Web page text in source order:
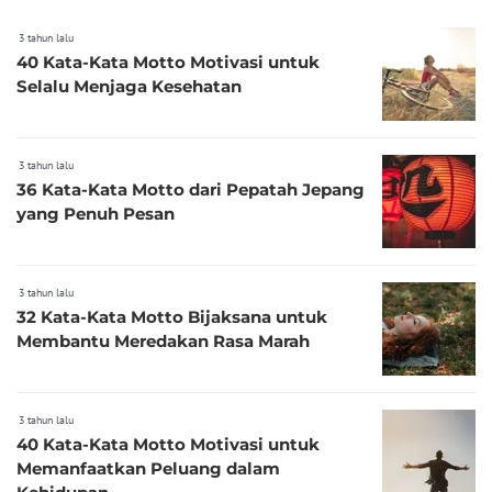
3 tahun lalu
40 Kata-Kata Motto Motivasi untuk
Selalu Menjaga Kesehatan
3 tahun lalu
36 Kata-Kata Motto dari Pepatah Jepang
yang Penuh Pesan
3 tahun lalu
32 Kata-Kata Motto Bijaksana untuk
Membantu Meredakan Rasa Marah
3 tahun lalu
40 Kata-Kata Motto Motivasi untuk
Memanfaatkan Peluang dalam